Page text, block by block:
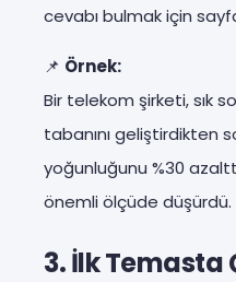
cevabı bulmak için
📌 Örnek:
Bir telekom şirketi, sık
tabanını geliştirdikten
yoğunluğunu %30
önemli ölçüde düşürdü.
3.İlk Temasta